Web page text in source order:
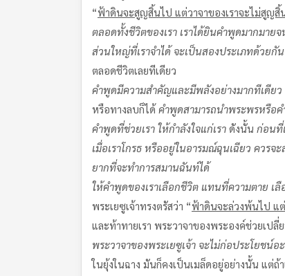
“ฟ้าดินจะสูญสิ้นไป แต่วาจาของเราจะไม่สูญสิ้
ตลอดทั้งชีวิตของเรา เราได้ยินคำพูดมากมาย
ส่วนใหญ่ที่เราจำได้ จะเป็นสองประเภทด้วย
ตลอดชีวิตเลยทีเดียว
คำพูดมีความสำคัญและมีพลังอย่างมากทีเดีย
หรือทางลบก็ได้ คำพูดสามารถนำพระพรหรือค
คำพูดที่ช่วยเรา ให้กำลังใจแก่เรา ดังนั้น ก่อนที่
เมื่อเราโกรธ หรืออยู่ในอารมณ์ฉุนเฉียว ควร
ยากที่จะทำการสมานฉันท์ได้
ให้คำพูดของเราเลือกชีวิต แทนที่ความตาย เ
พระเยซูเจ้าทรงตรัสว่า “ฟ้าดินจะล่วงพ้นไป แต่
และท้าทายเรา พระวาจาของพระองค์ช่วยเปลี่
พระวาจาของพระเยซูเจ้า จะไม่ก่อประโยชน์อ
ในยุ้งในฉาง มันก็คงเป็นเมล็ดอยู่อย่างนั้น แต่ถ้า